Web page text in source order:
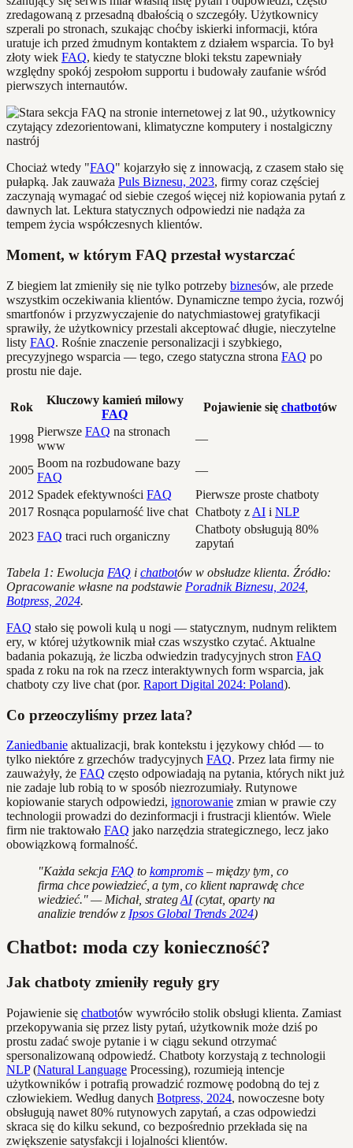
zredagowaną z przesadną dbałością o szczegóły. Użytkownicy
szperali po stronach, szukając choćby iskierki informacji, która
uratuje ich przed żmudnym kontaktem z działem wsparcia. To był
złoty wiek FAQ, kiedy te statyczne bloki tekstu zapewniały
względny spokój zespołom supportu i budowały zaufanie wśród
pierwszych internautów.
Chociaż wtedy "FAQ" kojarzyło się z innowacją, z czasem stało się
pułapką. Jak zauważa Puls Biznesu, 2023, firmy coraz częściej
zaczynają wymagać od siebie czegoś więcej niż kopiowania pytań z
dawnych lat. Lektura statycznych odpowiedzi nie nadąża za
tempem życia współczesnych klientów.
Moment, w którym FAQ przestał wystarczać
Z biegiem lat zmieniły się nie tylko potrzeby biznesów, ale przede
wszystkim oczekiwania klientów. Dynamiczne tempo życia, rozwój
smartfonów i przyzwyczajenie do natychmiastowej gratyfikacji
sprawiły, że użytkownicy przestali akceptować długie, nieczytelne
listy FAQ. Rośnie znaczenie personalizacji i szybkiego,
precyzyjnego wsparcia — tego, czego statyczna strona FAQ po
prostu nie daje.
Rok
Kluczowy kamień milowy
FAQ
Pojawienie się chatbotów
1998
Pierwsze FAQ na stronach
www
—
2005
Boom na rozbudowane bazy
FAQ
—
2012 Spadek efektywności FAQ
Pierwsze proste chatboty
2017 Rosnąca popularność live chat Chatboty z AI i NLP
2023 FAQ traci ruch organiczny
Chatboty obsługują 80%
zapytań
Tabela 1: Ewolucja FAQ i chatbotów w obsłudze klienta. Źródło:
Opracowanie własne na podstawie Poradnik Biznesu, 2024
Botpress, 2024.
FAQ stało się powoli kulą u nogi — statycznym, nudnym reliktem
ery, w której użytkownik miał czas wszystko czytać. Aktualne
badania pokazują, że liczba odwiedzin tradycyjnych stron FAQ
spada z roku na rok na rzecz interaktywnych form wsparcia, jak
chatboty czy live chat (por. Raport Digital 2024: Poland).
Co przeoczyliśmy przez lata?
Zaniedbanie aktualizacji, brak kontekstu i językowy chłód — to
tylko niektóre z grzechów tradycyjnych FAQ. Przez lata firmy nie
zauważyły, że FAQ często odpowiadają na pytania, których nikt już
nie zadaje lub robią to w sposób niezrozumiały. Rutynowe
kopiowanie starych odpowiedzi, ignorowanie zmian w prawie czy
technologii prowadzi do dezinformacji i frustracji klientów. Wiele
firm nie traktowało FAQ jako narzędzia strategicznego, lecz jako
obowiązkową formalność.
"Każda sekcja FAQ to kompromis – między tym, co
firma chce powiedzieć, a tym, co klient naprawdę chce
wiedzieć." — Michał, strategAI(cytat, oparty na
analizie trendów z Ipsos Global Trends 2024)
Chatbot: moda czy konieczność?
Jak chatboty zmieniły reguły gry
Pojawienie się chatbotów wywróciło stolik obsługi klienta. Zamiast
przekopywania się przez listy pytań, użytkownik może dziś po
prostu zadać swoje pytanie i w ciągu sekund otrzymać
spersonalizowaną odpowiedź. Chatboty korzystają z technologii
NLP(Natural Language Processing), rozumieją intencje
użytkowników i potrafią prowadzić rozmowę podobną do tej z
człowiekiem. Według danych Botpress, 2024, nowoczesne boty
obsługują nawet 80% rutynowych zapytań, a czas odpowiedzi
skraca się do kilku sekund, co bezpośrednio przekłada się na
zwiększenie satysfakcji i lojalności klientów.